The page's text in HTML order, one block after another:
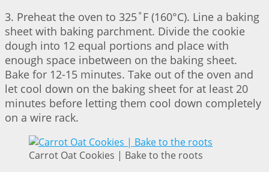
3. Preheat the oven to 325˚F (160°C). Line a baking
sheet with baking parchment. Divide the cookie
dough into 12 equal portions and place with
enough space inbetween on the baking sheet.
Bake for 12-15 minutes. Take out of the oven and
let cool down on the baking sheet for at least 20
minutes before letting them cool down completely
on a wire rack.
Carrot Oat Cookies | Bake to the roots